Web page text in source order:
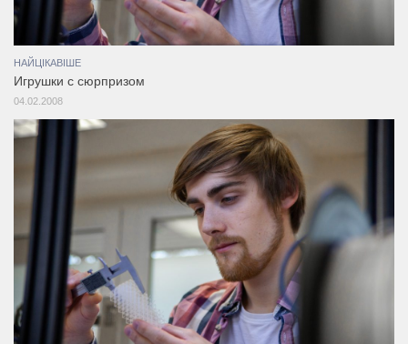
НАЙЦІКАВІШЕ
Игрушки с сюрпризом
04.02.2008